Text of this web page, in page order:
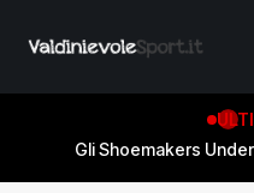
Gli Shoemakers